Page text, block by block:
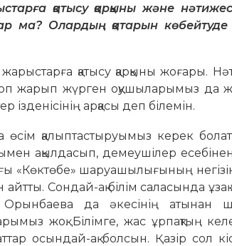
қатысу қарқыны және
ма? Олардың қатарын көбейтуде
қатысу қарқыны жоғары.
жарып жүрген оқушыларымыз да
арқасы деп білемін.
қалыптастыруымыз керек
ақылдасып, демеу­шілер
«Көктөбе» шаруашылығының негізін
Сондай-ақ білім саласында
да әкесінің атынан
жоқ. Білімге, жас ұрпақтың
осындай-ақ болсын. Қазір сол